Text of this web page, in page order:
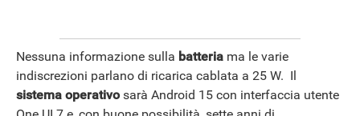
Nessuna informazione sulla batteria ma le varie
indiscrezioni parlano di ricarica cablata a 25 W. Il
sistema operativosarà Android 15 con interfaccia utente